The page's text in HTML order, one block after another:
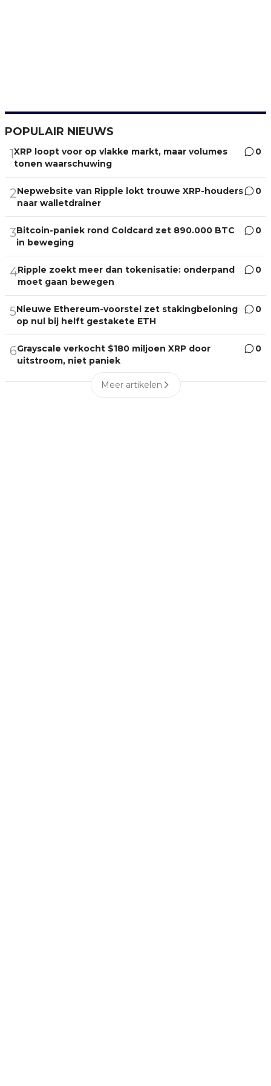
POPULAIR NIEUWS
1XRP loopt voor op vlakke markt, maar volumes
tonen waarschuwing
0
2Nepwebsite van Ripple lokt trouwe XRP-houders
naar walletdrainer
0
3Bitcoin-paniek rond Coldcard zet 890.000 BTC
in beweging
0
4Ripple zoekt meer dan tokenisatie: onderpand
moet gaan bewegen
0
5Nieuwe Ethereum-voorstel zet stakingbeloning
op nul bij helft gestakete ETH
0
6Grayscale verkocht $180 miljoen XRP door
uitstroom, niet paniek
0
Meer artikelen